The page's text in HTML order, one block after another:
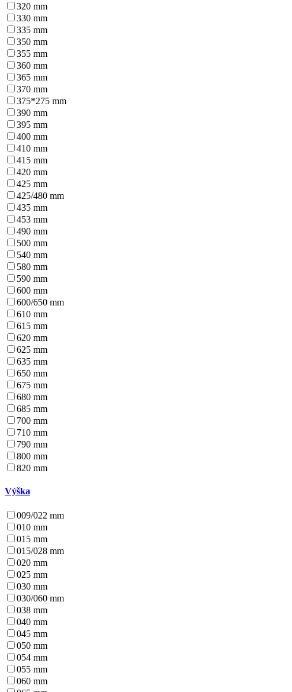
320 mm
330 mm
335 mm
350 mm
355 mm
360 mm
365 mm
370 mm
375*275 mm
390 mm
395 mm
400 mm
410 mm
415 mm
420 mm
425 mm
425/480 mm
435 mm
453 mm
490 mm
500 mm
540 mm
580 mm
590 mm
600 mm
600/650 mm
610 mm
615 mm
620 mm
625 mm
635 mm
650 mm
675 mm
680 mm
685 mm
700 mm
710 mm
790 mm
800 mm
820 mm
Výška
009/022 mm
010 mm
015 mm
015/028 mm
020 mm
025 mm
030 mm
030/060 mm
038 mm
040 mm
045 mm
050 mm
054 mm
055 mm
060 mm